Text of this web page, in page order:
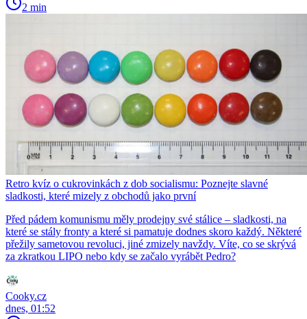
2 min
Retro kvíz o cukrovinkách z dob socialismu: Poznejte slavné
sladkosti, které mizely z obchodů jako první
Před pádem komunismu měly prodejny své stálice – sladkosti, na
které se stály fronty a které si pamatuje dodnes skoro každý. Některé
přežily sametovou revoluci, jiné zmizely navždy. Víte, co se skrývá
za zkratkou LIPO nebo kdy se začalo vyrábět Pedro?
Cooky.cz
dnes, 01:52